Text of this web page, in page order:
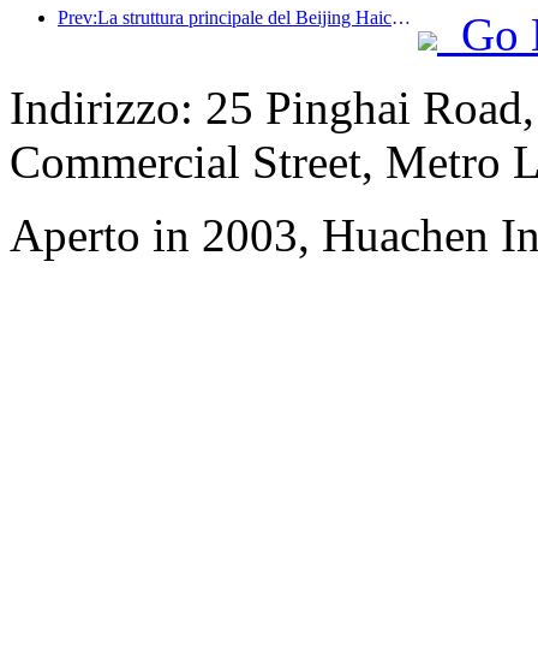
Prev:La struttura principale del Beijing Haichang Ocean Park dovrebbe raggiungere la sommità entro la fine dell'anno, con il completamento e l'apertura previsti per il 2027.
Go
Indirizzo: 25 Pinghai
Commercial Street, Metro
Aperto in 2003, Huachen